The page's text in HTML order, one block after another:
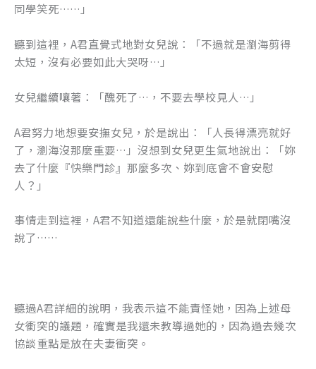
同學笑死……」
聽到這裡，A君直覺式地對女兒說：「不過就是瀏海剪得
太短，沒有必要如此大哭呀…」
女兒繼續嚷著：「醜死了…，不要去學校見人…」
A君努力地想要安撫女兒，於是說出：「人長得漂亮就好
了，瀏海沒那麼重要…」沒想到女兒更生氣地說出：「妳
去了什麼『快樂門診』那麼多次、妳到底會不會安慰
人？」
事情走到這裡，A君不知道還能說些什麼，於是就閉嘴沒
說了……
聽過A君詳細的說明，我表示這不能責怪她，因為上述母
女衝突的議題，確實是我還未教導過她的，因為過去幾次
協談重點是放在夫妻衝突。